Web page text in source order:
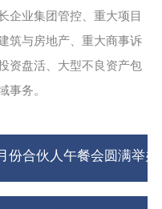
企业集团管控、重大项目
筑与房地产、重大商事诉
资盘活、大型不良资产包
事务。
份合伙人午餐会圆满举办